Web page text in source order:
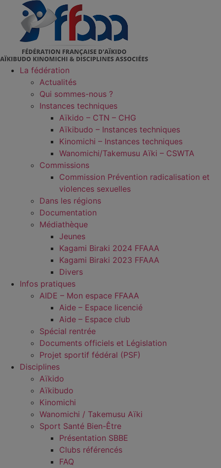
contenu
La fédération
Actualités
Qui sommes-nous ?
Instances techniques
Aïkido – CTN – CHG
Aïkibudo – Instances techniques
Kinomichi – Instances techniques
Wanomichi/Takemusu Aïki – CSWTA
Commissions
Commission Prévention radicalisation et
violences sexuelles
Dans les régions
Documentation
Médiathèque
Jeunes
Kagami Biraki 2024 FFAAA
Kagami Biraki 2023 FFAAA
Divers
Infos pratiques
AIDE – Mon espace FFAAA
Aide – Espace licencié
Aide – Espace club
Spécial rentrée
Documents officiels et Législation
Projet sportif fédéral (PSF)
Disciplines
Aïkido
Aïkibudo
Kinomichi
Wanomichi / Takemusu Aïki
Sport Santé Bien-Être
Présentation SBBE
Clubs référencés
FAQ